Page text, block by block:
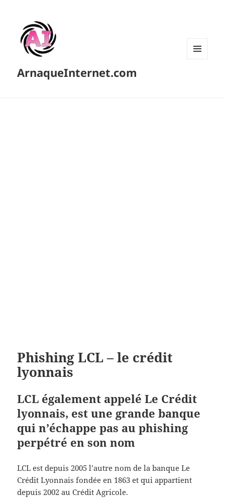
ArnaqueInternet.com
Phishing LCL – le crédit
lyonnais
LCL également appelé Le Crédit
lyonnais, est une grande banque
qui n’échappe pas au phishing
perpétré en son nom
LCL est depuis 2005 l’autre nom de la banque Le
Crédit Lyonnais fondée en 1863 et qui appartient
depuis 2002 au Crédit Agricole.